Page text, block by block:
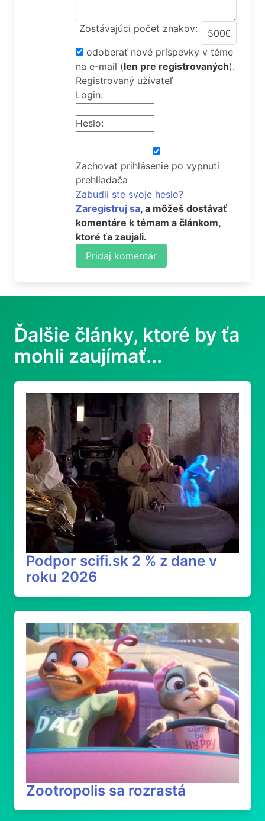
Zostávajúci počet znakov:
odoberať nové príspevky v téme
na e-mail (len pre registrovaných).
Registrovaný užívateľ
Login:
Heslo:
Zachovať prihlásenie po vypnutí
prehliadača
Zabudli ste svoje heslo?
Zaregistruj sa, a môžeš dostávať
komentáre k témam a článkom,
ktoré ťa zaujali.
Pridaj komentár
Ďalšie články, ktoré by ťa
mohli zaujímať...
Podpor scifi.sk 2 % z dane v
roku 2026
Zootropolis sa rozrastá